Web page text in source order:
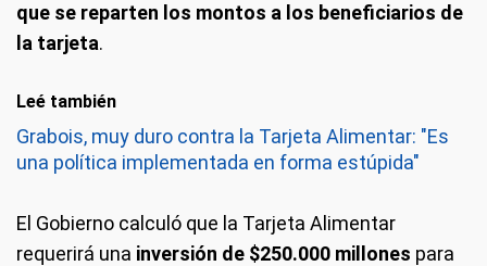
que se reparten los montos a los beneficiarios de
la tarjeta.
Leé también
Grabois, muy duro contra la Tarjeta Alimentar: "Es
una política implementada en forma estúpida"
El Gobierno calculó que la Tarjeta Alimentar
requerirá una inversión de $250.000 millones para